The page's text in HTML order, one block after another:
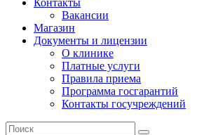
Контакты
Вакансии
Магазин
Документы и лицензии
О клинике
Платные услуги
Правила приема
Программа госгарантий
Контакты госучреждений